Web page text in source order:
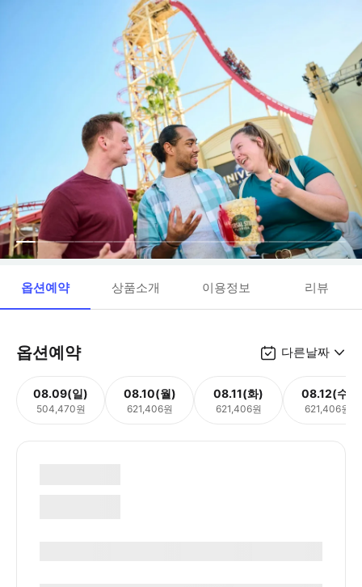
옵션예약 상품소개 이용정보 리뷰
옵션예약 다른날짜
08.09(일)
504,470원
08.10(월)
621,406원
08.11(화)
621,406원
08.12(수)
621,406원